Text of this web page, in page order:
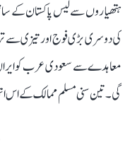
ہتھیاروں سے لیس پاکستان کے
کی دوسری بڑی فوج اور تیزی سے
معاہدے سے سعودی عرب کو
گی۔ تین سنی مسلم ممالک کے اس